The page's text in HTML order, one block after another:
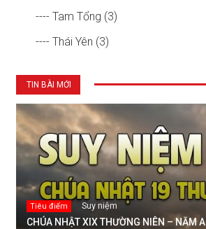
---- Tam Tổng (3)
---- Thái Yên (3)
TIN BÀI MỚI
Tiêu điểm Suy niệm
CHÚA NHẬT XIX THƯỜNG NIÊN – NĂM A